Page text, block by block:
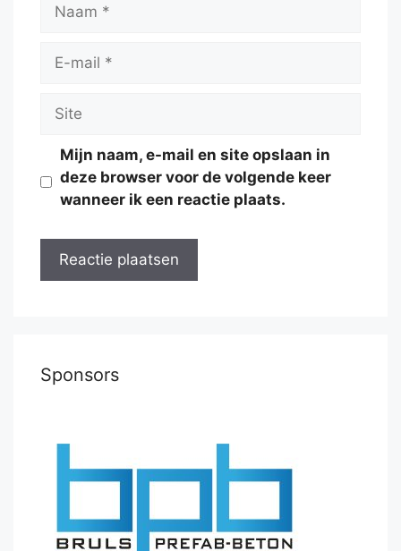
Site
Mijn naam, e-mail en site opslaan in
deze browser voor de volgende keer
wanneer ik een reactie plaats.
Sponsors